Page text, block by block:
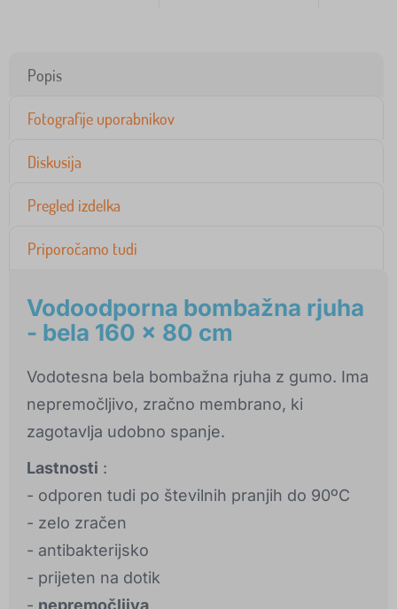
Popis
Fotografije uporabnikov
Diskusija
Pregled izdelka
Priporočamo tudi
Vodoodporna bombažna rjuha
- bela 160 x 80 cm
Vodotesna bela bombažna rjuha z gumo. Ima
nepremočljivo, zračno membrano, ki
zagotavlja udobno spanje.
Lastnosti :
- odporen tudi po številnih pranjih do 90ºC
- zelo zračen
- antibakterijsko
- prijeten na dotik
- nepremočljiva